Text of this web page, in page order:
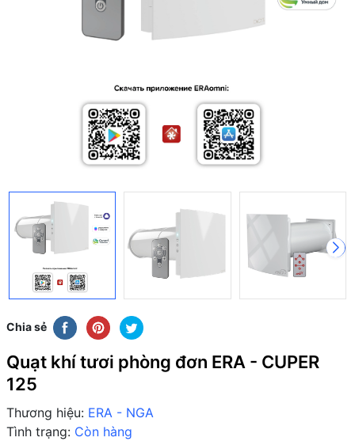
Chia sẻ
Quạt khí tươi phòng đơn ERA - CUPER
125
Thương hiệu: ERA - NGA
Tình trạng: Còn hàng